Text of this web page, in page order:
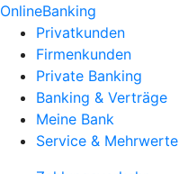
OnlineBanking
Privatkunden
Firmenkunden
Private Banking
Banking & Verträge
Meine Bank
Service & Mehrwerte